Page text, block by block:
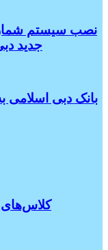
نصب سیستم
جدید
بانک دبی
کلاس‌های